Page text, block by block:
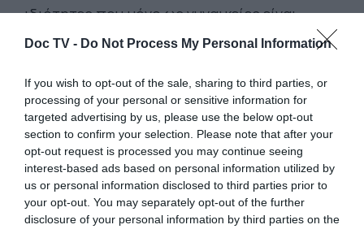
Doc TV - Do Not Process My Personal Information
If you wish to opt-out of the sale, sharing to third parties, or
processing of your personal or sensitive information for
targeted advertising by us, please use the below opt-out
section to confirm your selection. Please note that after your
opt-out request is processed you may continue seeing
interest-based ads based on personal information utilized by
us or personal information disclosed to third parties prior to
your opt-out. You may separately opt-out of the further
disclosure of your personal information by third parties on the
ιδιότητες που μόνο ως γυναικείες είναι
ανεκτές μέχρι χαριτωμένες, την έβαψε. Θα
μοντέλο του αρχετυπικού πάνω στο εύρημά
της, αρνούμενη να συλλάβει πως αυτός
σφαδάζει κάτω από το βάρος της επιταγής.
Αν αυτός την κακομεταχειρίζεται, την
ταπεινώνει, την εξοντώνει ηθικά, δεν παίζει
ρόλο. Αυτή η γυναίκα δεν είναι απλώς